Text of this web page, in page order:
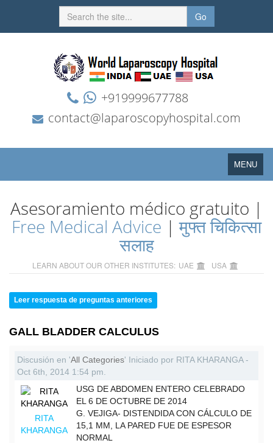
Go
+919999677788
contact@laparoscopyhospital.com
Toggle
navigation
MENU
Asesoramiento médico gratuito |
Free Medical Advice |मुफ्त चिकित्सा
सलाह
LEARN ABOUT OUR OTHER INSTITUTES: UAE USA
Leer respuesta de preguntas anteriores
GALL BLADDER CALCULUS
Discusión en 'All Categories' Iniciado por RITA KHARANGA -
Oct 6th, 2014 1:54 pm.
RITA
KHARANGA
USG DE ABDOMEN ENTERO CELEBRADO
EL 6 DE OCTUBRE DE 2014
G. VEJIGA- DISTENDIDA CON CÁLCULO DE
15,1 MM, LA PARED FUE DE ESPESOR
NORMAL